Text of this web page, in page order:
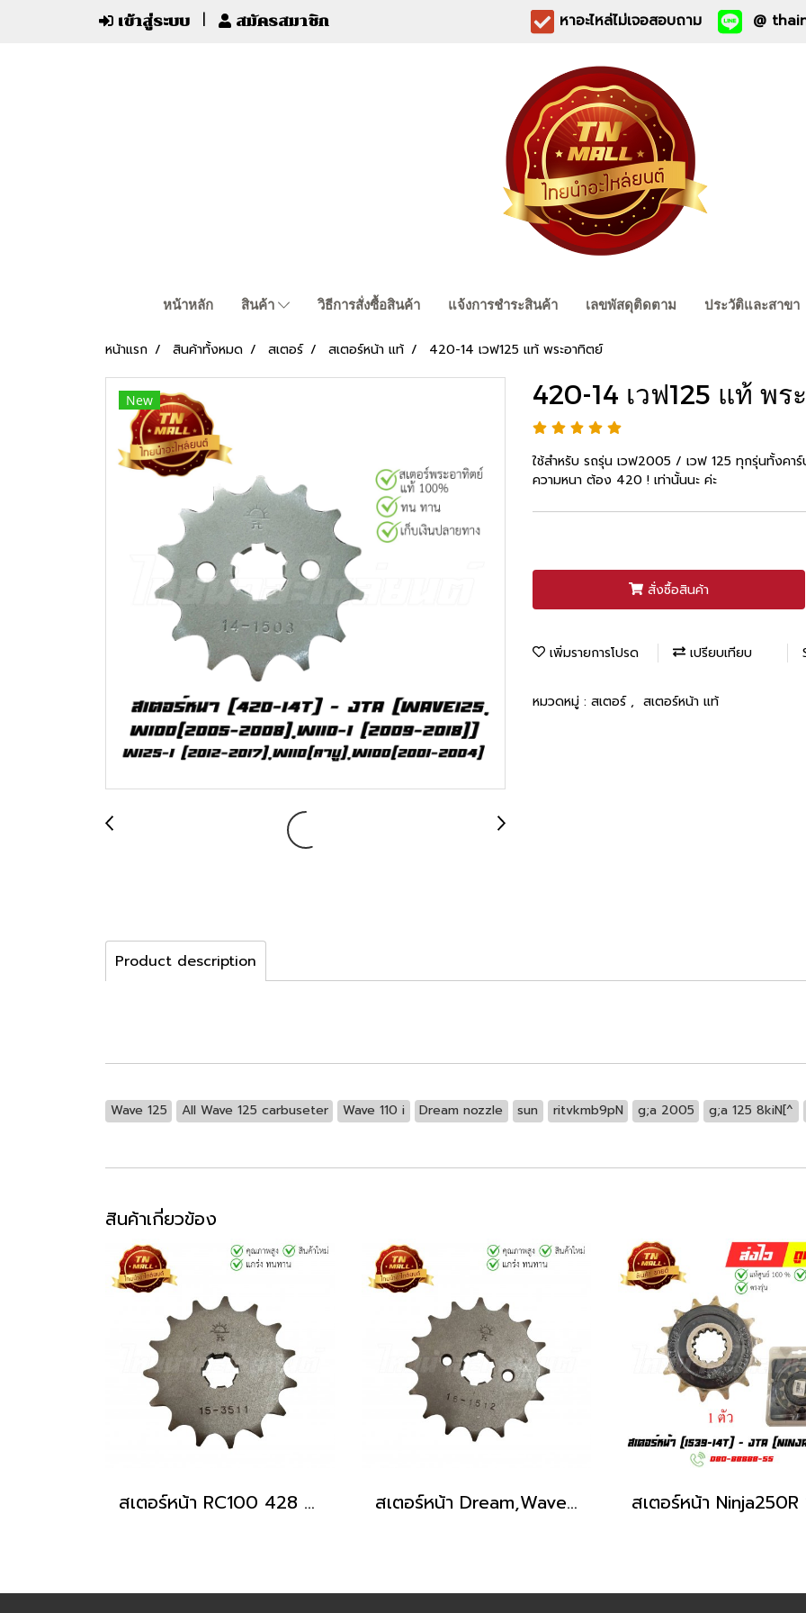
เข้าสู่ระบบ สมัครสมาชิก หาอะไหล่ไม่เจอสอบถาม @
หน้าหลัก สินค้า วิธีการสั่งซื้อสินค้า แจ้งการชำระสินค้า เลขพัสดุติดตาม ประวัติและสาขา
หน้าแรก สินค้าทั้งหมด สเตอร์ สเตอร์หน้า แท้ 420-14 เวฟ125 แท้ พระอาทิตย์
New 420-14 เวฟ125 แท้ พร
ใช้สำหรับ รถรุ่น เวฟ2005 / เวฟ 125 ทุกรุ่นทั้งค
ความหนา ต้อง 420 ! เท่านั้นนะ ค่ะ
สั่งซื้อสินค้า
เพิ่มรายการโปรด เปรียบเทียบ
หมวดหมู่ : สเตอร์ , สเตอร์หน้า แท้
Product description
Wave 125 All Wave 125 carbuseter Wave 110 i Dream nozzle sun ritvkmb9pN g;a 2005 g;a 125 8kiN[^
สินค้าเกี่ยวข้อง
สเตอร์หน้า RC100 428 - 15T ยี่ห้อ JTA สเตอร์หน้า Dream,Wave 428 - 16T ยี่ห้อ JTA